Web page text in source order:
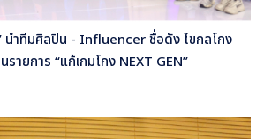
นำทีมศิลปิน - Influencer ชื่อดัง ไขกลโกง
ายการ “แก้เกมโกง NEXT GEN”